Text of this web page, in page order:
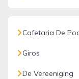
Cafetaria De
Giros
De Vereeniging